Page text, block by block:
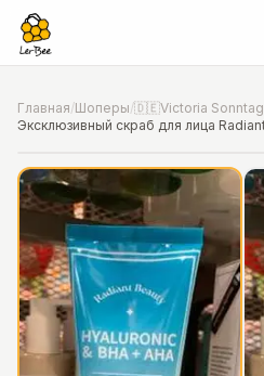
Главная/Шоперы/🇩🇪Victoria Sonntag
📍Фото от шопера·Munich